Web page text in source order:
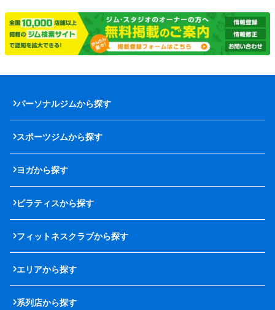
パーソナルジムから探す
スポーツジムから探す
ヨガから探す
ピラティスから探す
フィットネスクラブから探す
エリアから探す
系列店から探す